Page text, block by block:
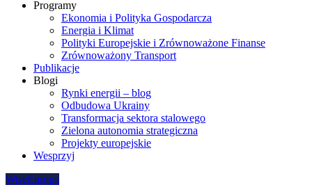
Programy
Ekonomia i Polityka Gospodarcza
Energia i Klimat
Polityki Europejskie i Zrównoważone Finanse
Zrównoważony Transport
Publikacje
Blogi
Rynki energii – blog
Odbudowa Ukrainy
Transformacja sektora stalowego
Zielona autonomia strategiczna
Projekty europejskie
Wesprzyj
WiseEuropa